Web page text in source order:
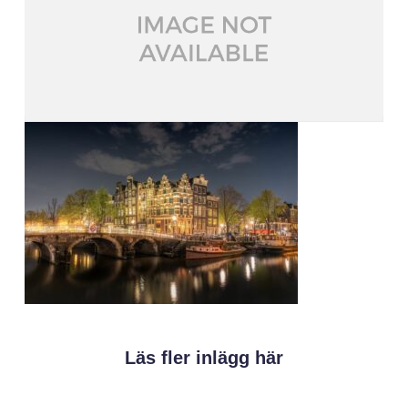
Läs fler inlägg här